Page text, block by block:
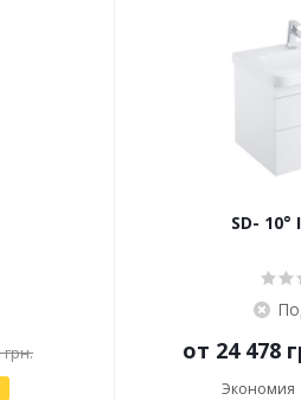
грн.
SD-
от 24 478
Экономия